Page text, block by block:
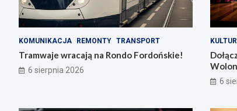
KOMUNIKACJA REMONTY TRANSPORT
Tramwaje wracają na Rondo Fordońskie!
6 sierpnia 2026
6